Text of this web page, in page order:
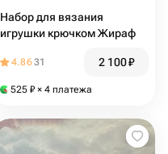
Набор для вязания
игрушки крючком Жираф
4.8631 2 100₽
525 ₽ × 4 платежа